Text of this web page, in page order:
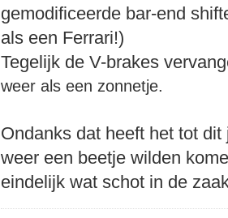
gemodificeerde bar-end
als een Ferrari!)
Tegelijk de V-brakes
weer als een zonnetje.
Ondanks dat heeft het tot
weer een beetje wilden
eindelijk wat schot in de